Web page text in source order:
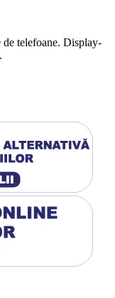
de telefoane. Display-